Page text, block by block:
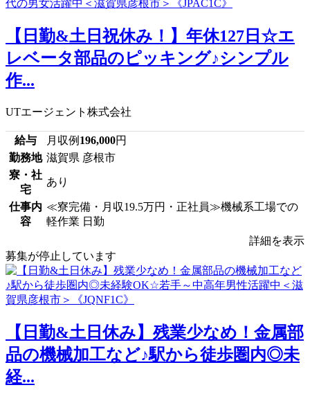
【日勤&土日祝休み！】年休127日☆エ
レベータ部品のピッキング♪シンプル
作...
UTエージェント株式会社
給与 月収例 196,000円
勤務地 滋賀県 彦根市
寮・社
宅
あり
仕事内
容
≪寮完備・月収19.5万円・正社員≫機械系工場での
軽作業 日勤
詳細を表示
募集が停止しています
【日勤&土日休み】残業少なめ！金属部
品の機械加工など♪駅から徒歩圏内◎未
経...